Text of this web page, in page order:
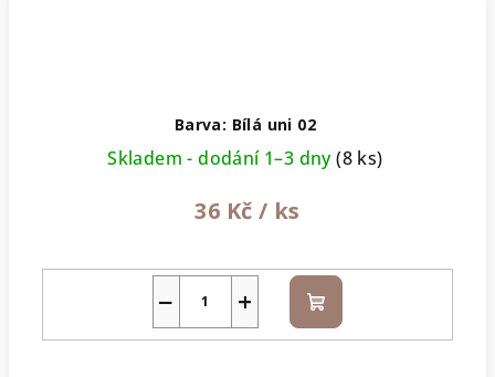
Barva: Bílá uni 02
Skladem - dodání 1–3 dny(8 ks)
36 Kč / ks
+
− Do
košíku